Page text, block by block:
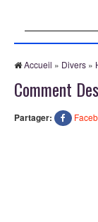
Accueil » Divers »
Comment
Partager: